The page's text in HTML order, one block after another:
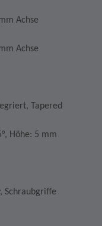
Achse
Achse
Tapered
Höhe: 5 mm
Schraubgriffe